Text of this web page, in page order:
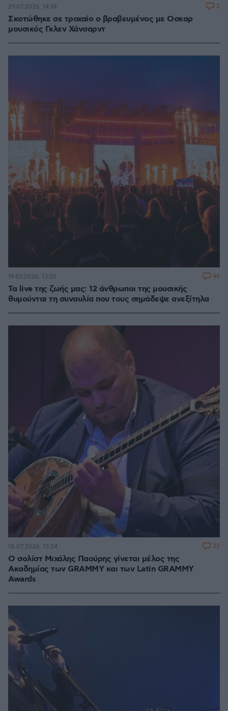
Σκοτώθηκε σε τροχαίο ο βραβευμένος με Οσκαρ
μουσικός Γκλεν Χάνσαρντ
29.07.2026, 14:18 2
Τα live της ζωής μας: 12 άνθρωποι της μουσικής
θυμούνται τη συναυλία που τους σημάδεψε ανεξίτηλα
19.07.2026, 13:01 46
Ο σολίστ Μιχάλης Παούρης γίνεται μέλος της
Ακαδημίας των GRAMMY και των Latin GRAMMY
Awards
18.07.2026, 13:24 22